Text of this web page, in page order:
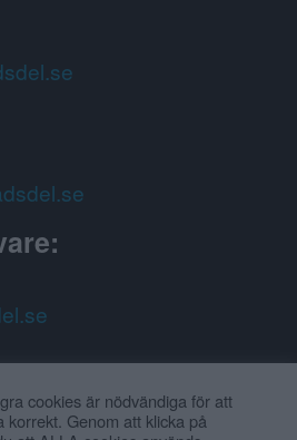
cookies är nödvändiga för att
Genom att klicka på